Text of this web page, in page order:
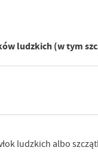
ludzkich (w tym
ludzkich albo